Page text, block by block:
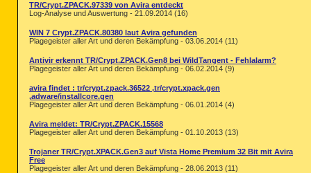
TR/Crypt.ZPACK.97339 von Avira entdeckt
Log-Analyse und Auswertung - 21.09.2014 (16)
WIN 7 Crypt.ZPACK.80380 laut Avira gefunden
Plagegeister aller Art und deren Bekämpfung - 03.06.2014 (11)
Antivir erkennt TR/Crypt.ZPACK.Gen8 bei WildTangent - Fehlalarm?
Plagegeister aller Art und deren Bekämpfung - 06.02.2014 (9)
avira findet : tr/crypt.zpack.36522 ,tr/crypt.xpack.gen
,adware/installcore.gen
Plagegeister aller Art und deren Bekämpfung - 06.01.2014 (4)
Avira meldet: TR/Crypt.ZPACK.15568
Plagegeister aller Art und deren Bekämpfung - 01.10.2013 (13)
Trojaner TR/Crypt.XPACK.Gen3 auf Vista Home Premium 32 Bit mit Avira
Free
Plagegeister aller Art und deren Bekämpfung - 28.06.2013 (11)